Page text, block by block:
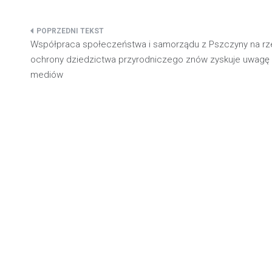
Nawigacja
wpisu
Współpraca społeczeństwa i samorządu z Pszczyny na
ochrony dziedzictwa przyrodniczego znów zyskuje uwagę
mediów